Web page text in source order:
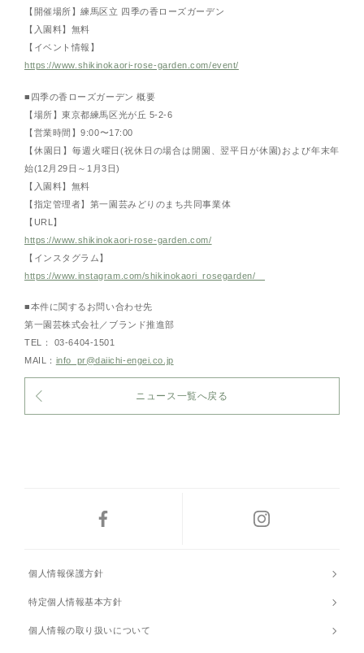
【開催場所】練馬区立 四季の香ローズガーデン
【入園料】無料
【イベント情報】
https://www.shikinokaori-rose-garden.com/event/
■四季の香ローズガーデン 概要
【場所】東京都練馬区光が丘 5-2-6
【営業時間】9:00〜17:00
【休園日】毎週火曜日(祝休日の場合は開園、翌平日が休園)および年末年
始(12月29日～1月3日)
【入園料】無料
【指定管理者】第一園芸みどりのまち共同事業体
【URL】
https://www.shikinokaori-rose-garden.com/
【インスタグラム】
https://www.instagram.com/shikinokaori_rosegarden/
■本件に関するお問い合わせ先
第一園芸株式会社／ブランド推進部
TEL： 03-6404-1501
MAIL： info_pr@daiichi-engei.co.jp
ニュース一覧へ戻る
個人情報保護方針
特定個人情報基本方針
個人情報の取り扱いについて